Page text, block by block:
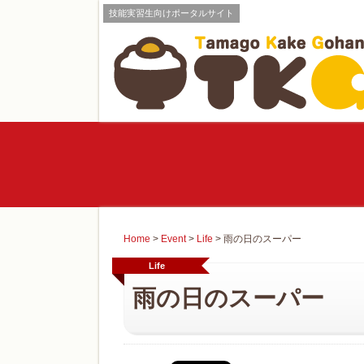
技能実習生向けポータルサイト
Home > Event> Life > 雨の日のスーパー
Life
雨の日のスーパー